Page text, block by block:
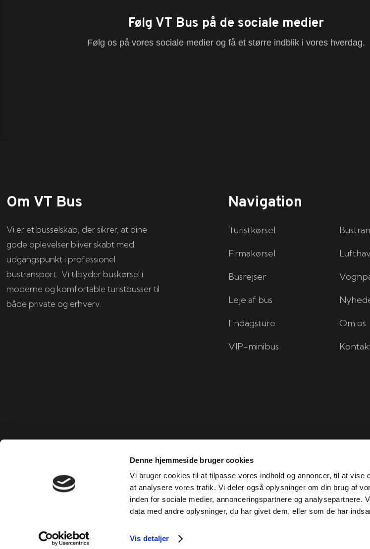
Denne hjemmeside bruger cookies
Vi bruger cookies til at tilpasse vores indhold og annoncer, til at vise
at analysere vores trafik. Vi deler også oplysninger om din brug af
inden for sociale medier, annonceringspartnere og analysepartnere.
data med andre oplysninger, du har givet dem, eller som de har
Vis detaljer
Følg VT Bus på de sociale medier
Følg os på vores sociale medier og få et større indblik i vores hverdag.
Om VT Bus
Vi er et busselskab, der sikrer, at dine
gode oplevelser bliver skabt med
udgangspunkt i professionel
bustransport. Vi tilbyder buskørsel i
moderne og komfortable turistbusser til
både private og erhverv.
Navigation
Turistkørsel
Firmakørsel
Busrejser
Leje af bus
Endagsture
VIP-minibus
Om os
Created and hosted by